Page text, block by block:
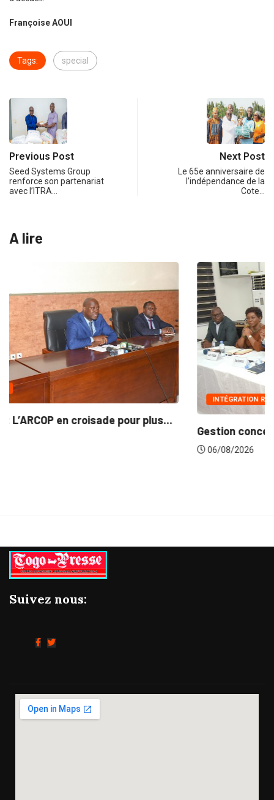
Françoise AOUI
Tags: special
Previous Post
Seed Systems Group
renforce son partenariat
avec l’ITRA…
Next Post
Le 65e anniversaire de
l’indépendance de la
Cote…
A lire
Gestion concertée et durable du Bassin du...
Suivez nous: